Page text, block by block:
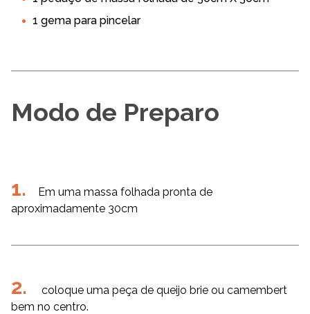
1 gema para pincelar
Modo de Preparo
Em uma massa folhada pronta de
aproximadamente 30cm
coloque uma peça de queijo brie ou camembert
bem no centro.